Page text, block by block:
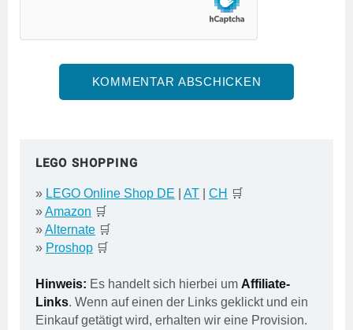
LEGO SHOPPING
» LEGO Online Shop DE AT CH 🛒
»Amazon 🛒
»Alternate 🛒
» Proshop 🛒
Hinweis: Es handelt sich hierbei um Affiliate-
Links. Wenn auf einen der Links geklickt und ein
Einkauf getätigt wird, erhalten wir eine Provision.